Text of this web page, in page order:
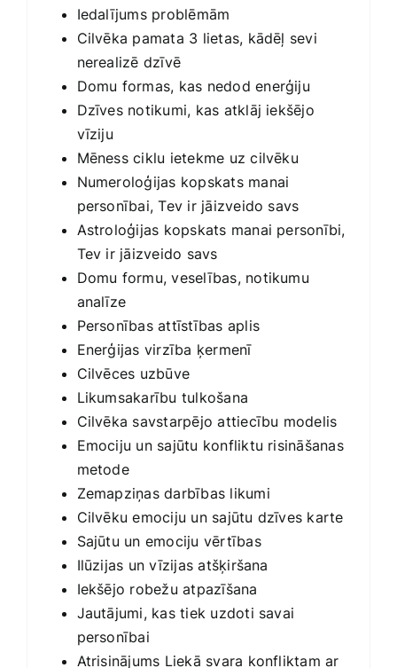
Iedalījums problēmām
Cilvēka pamata 3 lietas, kādēļ sevi
nerealizē dzīvē
Domu formas, kas nedod enerģiju
Dzīves notikumi, kas atklāj iekšējo
vīziju
Mēness ciklu ietekme uz cilvēku
Numeroloģijas kopskats manai
personībai, Tev ir jāizveido savs
Astroloģijas kopskats manai personībi,
Tev ir jāizveido savs
Domu formu, veselības, notikumu
analīze
Personības attīstības aplis
Enerģijas virzība ķermenī
Cilvēces uzbūve
Likumsakarību tulkošana
Cilvēka savstarpējo attiecību modelis
Emociju un sajūtu konfliktu risināšanas
metode
Zemapziņas darbības likumi
Cilvēku emociju un sajūtu dzīves karte
Sajūtu un emociju vērtības
Ilūzijas un vīzijas atšķiršana
Iekšējo robežu atpazīšana
Jautājumi, kas tiek uzdoti savai
personībai
Atrisinājums Liekā svara konfliktam ar